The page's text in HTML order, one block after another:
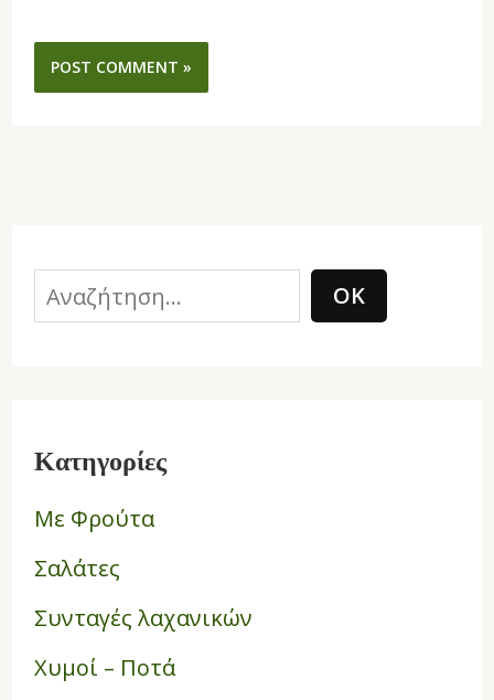
ΟΚ
Κατηγορίες
Με Φρούτα
Σαλάτες
Συνταγές λαχανικών
Χυμοί – Ποτά